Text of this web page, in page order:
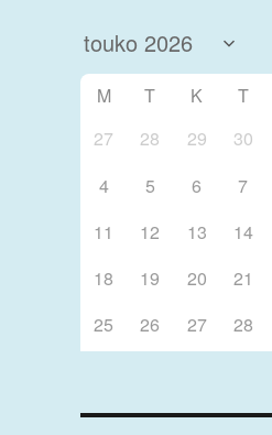
M T K T
27
28 29 30
4
5 6 7
11
12 13 14
18
19 20 21
25
26 27 28